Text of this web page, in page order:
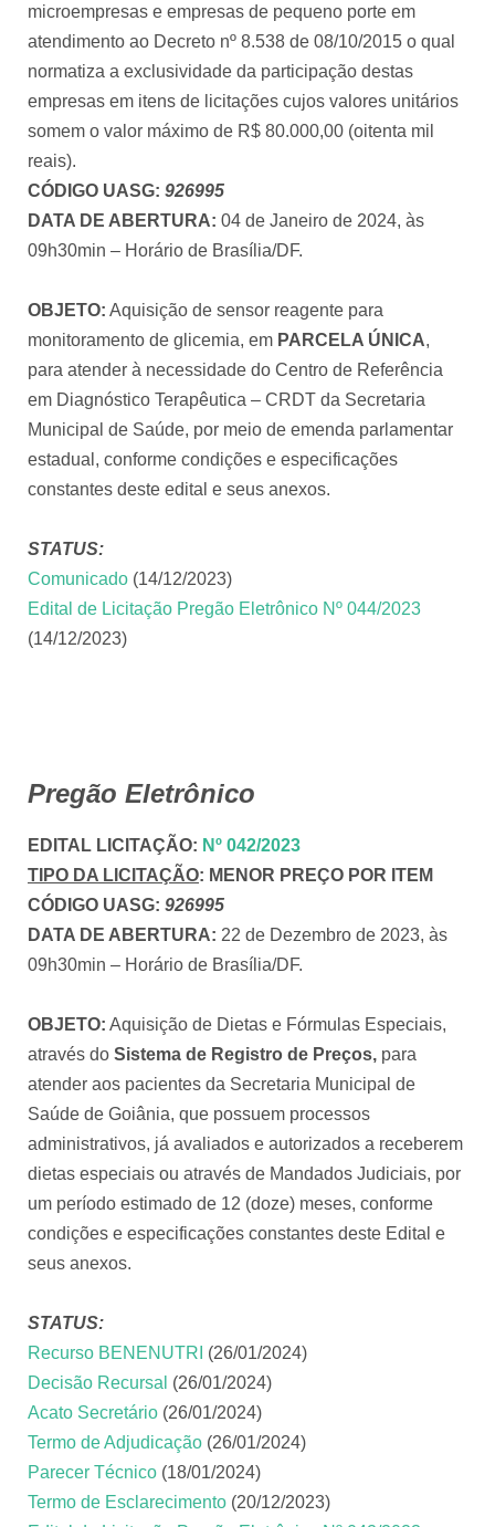
microempresas e empresas de pequeno porte em
atendimento ao Decreto nº 8.538 de 08/10/2015 o qual
normatiza a exclusividade da participação destas
empresas em itens de licitações cujos valores unitários
somem o valor máximo de R$ 80.000,00 (oitenta mil
reais).
CÓDIGO UASG: 926995
DATA DE ABERTURA: 04 de Janeiro de 2024, às
09h30min – Horário de Brasília/DF.
OBJETO: Aquisição de sensor reagente para
monitoramento de glicemia, em PARCELA ÚNICA,
para atender à necessidade do Centro de Referência
em Diagnóstico Terapêutica – CRDT da Secretaria
Municipal de Saúde, por meio de emenda parlamentar
estadual, conforme condições e especificações
constantes deste edital e seus anexos.
STATUS:
Comunicado (14/12/2023)
Edital de Licitação Pregão Eletrônico Nº 044/2023
(14/12/2023)
Pregão Eletrônico
EDITAL LICITAÇÃO: Nº 042/2023
TIPO DA LICITAÇÃO: MENOR PREÇO POR ITEM
CÓDIGO UASG: 926995
DATA DE ABERTURA: 22 de Dezembro de 2023, às
09h30min – Horário de Brasília/DF.
OBJETO: Aquisição de Dietas e Fórmulas Especiais,
através do Sistema de Registro de Preços, para
atender aos pacientes da Secretaria Municipal de
Saúde de Goiânia, que possuem processos
administrativos, já avaliados e autorizados a receberem
dietas especiais ou através de Mandados Judiciais, por
um período estimado de 12 (doze) meses, conforme
condições e especificações constantes deste Edital e
seus anexos.
STATUS:
Recurso BENENUTRI (26/01/2024)
Decisão Recursal (26/01/2024)
Acato Secretário (26/01/2024)
Termo de Adjudicação (26/01/2024)
Parecer Técnico (18/01/2024)
Termo de Esclarecimento (20/12/2023)